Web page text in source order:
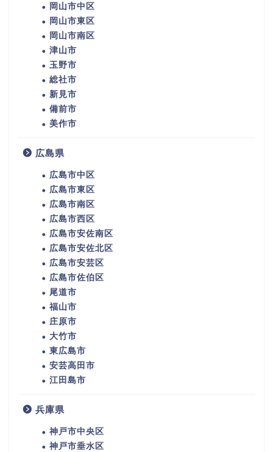
岡山市中区
岡山市東区
岡山市南区
津山市
玉野市
総社市
新見市
備前市
美作市
広島県
広島市中区
広島市東区
広島市南区
広島市西区
広島市安佐南区
広島市安佐北区
広島市安芸区
広島市佐伯区
尾道市
福山市
庄原市
大竹市
東広島市
安芸高田市
江田島市
兵庫県
神戸市中央区
神戸市垂水区